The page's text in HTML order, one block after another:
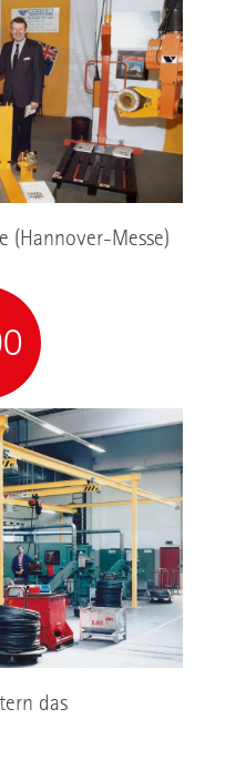
(Hannover-Messe)
das